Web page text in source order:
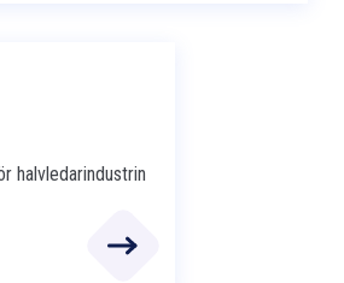
halvledarindustrin